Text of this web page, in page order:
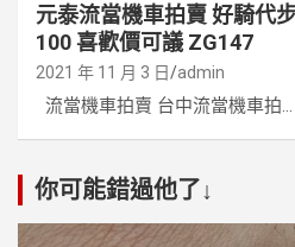
元泰流當機車拍賣 好騎代
100 喜歡價可議 ZG147
2021 年 11 月 3 日 admin
流當機車拍賣 台中流當機車拍...
你可能錯過他了↓